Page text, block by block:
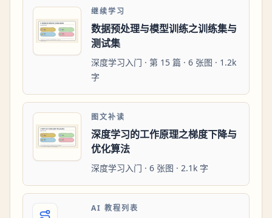
继续学习
数据预处理与模型训练之训练集与
测试集
深度学习入门 · 第 15 篇 · 6 张图 · 1.2k
字
图文补读
深度学习的工作原理之梯度下降与
优化算法
深度学习入门 · 6 张图 · 2.1k 字
AI 教程列表